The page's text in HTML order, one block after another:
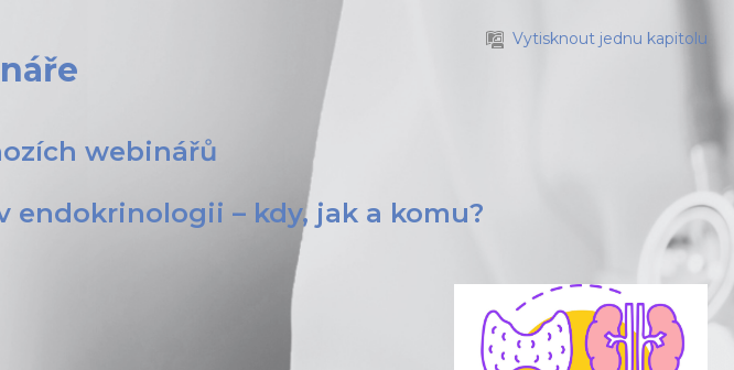
Vytisknout jednu kapitolu
webinářů
endokrinologii – kdy, jak a komu?